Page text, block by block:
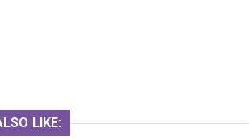
LIKE: